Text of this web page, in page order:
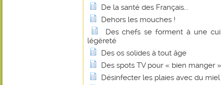
De la santé des Français...
Dehors les mouches !
Des chefs se forment à une
légèreté
Des os solides à tout âge
Des spots TV pour « bien manger »
Désinfecter les plaies avec du miel